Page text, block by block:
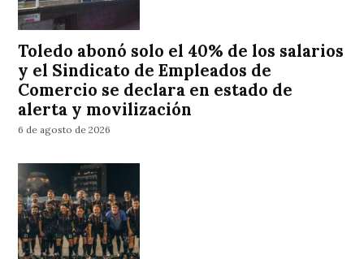
Toledo abonó solo el 40% de los salarios
y el Sindicato de Empleados de
Comercio se declara en estado de
alerta y movilización
6 de agosto de 2026